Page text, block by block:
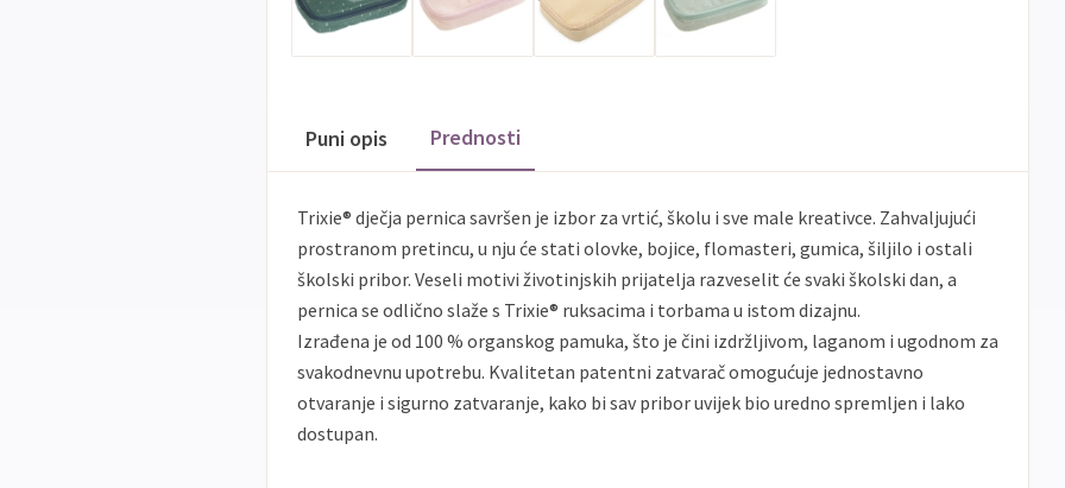
Puni opis Prednosti
Trixie® dječja pernica savršen je izbor za vrtić, školu i sve male kreativce. Zahvaljujući
prostranom pretincu, u nju će stati olovke, bojice, flomasteri, gumica, šiljilo i ostali
školski pribor. Veseli motivi životinjskih prijatelja razveselit će svaki školski dan, a
pernica se odlično slaže s Trixie® ruksacima i torbama u istom dizajnu.
Izrađena je od 100 % organskog pamuka, što je čini izdržljivom, laganom i ugodnom za
svakodnevnu upotrebu. Kvalitetan patentni zatvarač omogućuje jednostavno
otvaranje i sigurno zatvaranje, kako bi sav pribor uvijek bio uredno spremljen i lako
dostupan.